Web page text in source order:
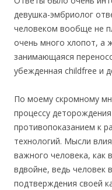
девушка-эмбриолог
человеком вообще не
очень много хлопот, а
занимающаяся
убежденная childfree и
По моему скромному
процессу
противопоказанием к
технологий. Мысли
важного человека, как
вдвойне, ведь человек
подтверждения своей